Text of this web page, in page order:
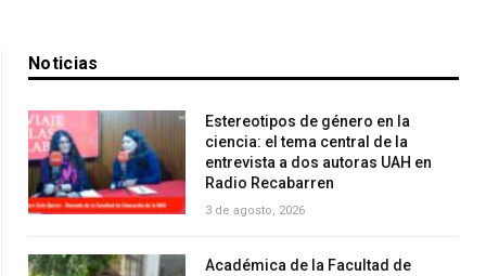
Noticias
Estereotipos de género en la
ciencia: el tema central de la
entrevista a dos autoras UAH en
Radio Recabarren
3 de agosto, 2026
Académica de la Facultad de